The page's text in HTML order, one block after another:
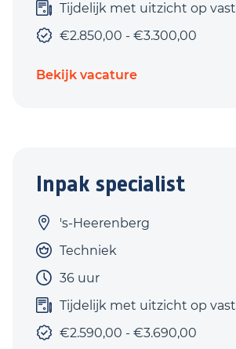
Tijdelijk met uitzicht op vast
€2.850,00 - €3.300,00
Bekijk vacature
Inpak specialist
's-Heerenberg
Techniek
36 uur
Tijdelijk met uitzicht op vast
€2.590,00 - €3.690,00